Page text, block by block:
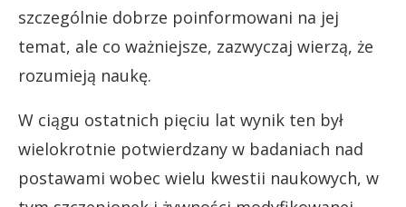
szczególnie dobrze poinformowani na jej
temat, ale co ważniejsze, zazwyczaj wierzą, że
rozumieją naukę.
W ciągu ostatnich pięciu lat wynik ten był
wielokrotnie potwierdzany w badaniach nad
postawami wobec wielu kwestii naukowych, w